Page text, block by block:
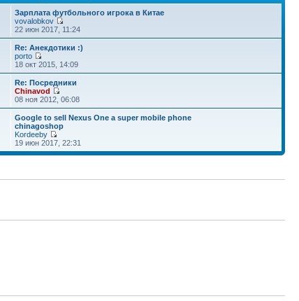
Зарплата футбольного игрока в Китае
vovalobkov
22 июн 2017, 11:24
Re: Анекдотики :)
porto
18 окт 2015, 14:09
Re: Посредники
Chinavod
08 ноя 2012, 06:08
Google to sell Nexus One a super mobile phone
chinagoshop
Kordeeby
19 июн 2017, 22:31